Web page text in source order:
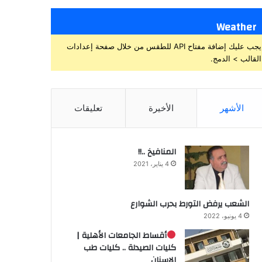
Weather
يجب عليك إضافة مفتاح API للطقس من خلال صفحة إعدادات
القالب > الدمج.
الأشهر الأخيرة تعليقات
المنافيخ ..!!
4 يناير، 2021
الشعب يرفض التورط بحرب الشوارع
4 يونيو، 2022
أقساط الجامعات الأهلية |
كليات الصيدلة .. كليات طب